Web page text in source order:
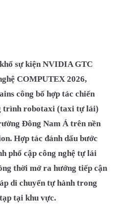
sự kiện NVIDIA GTC
COMPUTEX 2026,
công bố hợp tác chiến
trình robotaxi (taxi tự lái)
Đông Nam Á trên nền
Hợp tác đánh dấu bước
phổ cập công nghệ tự lái
thời mở ra hướng tiếp cận
di chuyển tự hành trong
tại khu vực.